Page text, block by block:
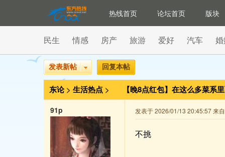
热线首页 论坛首页 版块
民生 情感 房产 旅游 爱好 汽车
发表新帖 回复本帖
东论 > 生活热点 > 【晚8点红包】在这么多菜系
发表于 2026/01/13 20:45:57 来
不挑
91p